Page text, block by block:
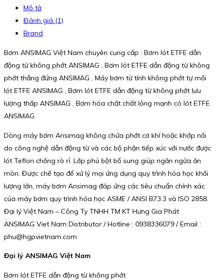
Mô tả
Đánh giá (1)
Brand
Bơm ANSIMAG Việt Nam chuyên cung cấp : Bơm lót ETFE dẫn
động từ không phớt ANSIMAG , Bơm lót ETFE dẫn động từ không
phớt thẳng đứng ANSIMAG , Máy bơm từ tính không phớt tự mồi
lót ETFE ANSIMAG , Bơm lót ETFE dẫn động từ không phớt lưu
lượng thấp ANSIMAG , Bơm hóa chất chất lỏng mạnh có lót ETFE
ANSIMAG
Dòng máy bơm Ansimag không chứa phớt cơ khí hoặc khớp nối
do công nghệ dẫn động từ và các bộ phận tiếp xúc với nước được
lót Teflon chống rò rỉ. Lớp phủ bột bổ sung giúp ngăn ngừa ăn
mòn. Được chế tạo để xử lý mọi ứng dụng quy trình hóa học khối
lượng lớn, máy bơm Ansimag đáp ứng các tiêu chuẩn chính xác
của máy bơm quy trình hóa học ASME / ANSI B73.3 và ISO 2858.
Đại lý Việt Nam – Công Ty TNHH TM KT Hưng Gia Phát
ANSIMAG Viet Nam Distributor / Hotline : 0938336079 / Email :
phu@hgpvietnam.com
Đại lý ANSIMAG Việt Nam
Bơm lót ETFE dẫn động từ không phớt